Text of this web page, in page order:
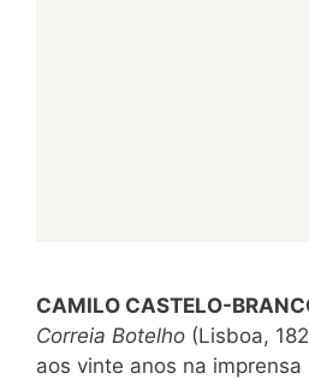
CAMILO CASTELO-
Correia Botelho (Lisboa,
aos vinte anos na imprensa